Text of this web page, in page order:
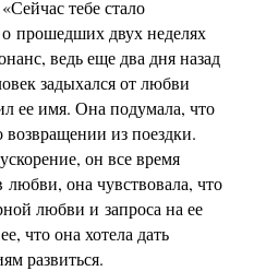
тебе стало
прошедших двух неделях
ведь еще два дня назад
задыхался от любви
ее имя. Она подумала, что
из поездки.
он все время
любви, она чувствовала, что
любви и запроса на ее
что она хотела дать
развиться.